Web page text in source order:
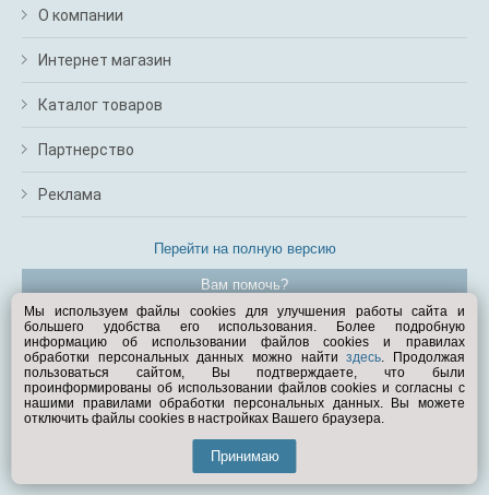
О компании
Интернет магазин
Каталог товаров
Партнерство
Реклама
Перейти на полную версию
Вам помочь?
© Exist.ru 1998—2026
Мы используем файлы cookies для улучшения работы сайта и
большего удобства его использования. Более подробную
информацию об использовании файлов cookies и правилах
обработки персональных данных можно найтиздесь. Продолжая
пользоваться сайтом, Вы подтверждаете, что были
проинформированы об использовании файлов cookies и согласны с
нашими правилами обработки персональных данных. Вы можете
отключить файлы cookies в настройках Вашего браузера.
Принимаю